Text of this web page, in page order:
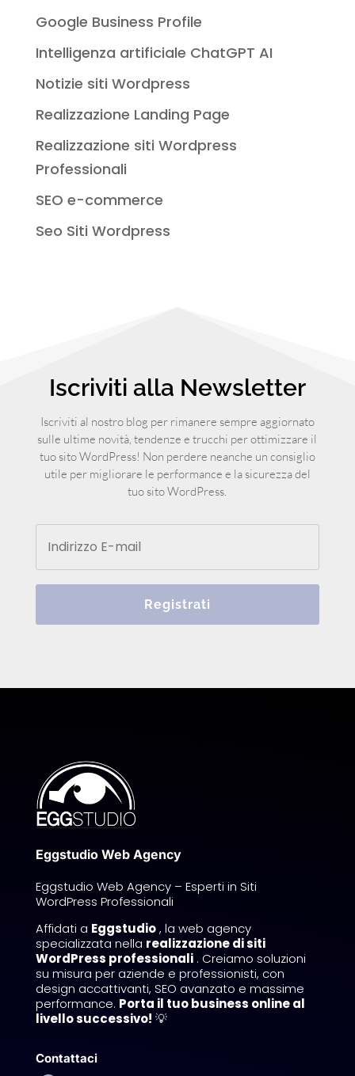
Google Business Profile
Intelligenza artificiale ChatGPT AI
Notizie siti Wordpress
Realizzazione Landing Page
Realizzazione siti Wordpress
Professionali
SEO e-commerce
Seo Siti Wordpress
Iscriviti alla Newsletter
Iscriviti al nostro blog per rimanere sempre aggiornato
sulle ultime novità, tendenze e trucchi per ottimizzare il
tuo sito WordPress! Non perdere neanche un consiglio
utile per migliorare le performance e la sicurezza del
tuo sito WordPress.
Registrati
Eggstudio Web Agency
Eggstudio Web Agency – Esperti in Siti
WordPress Professionali
Affidati a Eggstudio, la web agency
specializzata nella realizzazione di siti
WordPress professionali. Creiamo soluzioni
su misura per aziende e professionisti, con
design accattivanti, SEO avanzato e massime
performance. Porta il tuo business online al
livello successivo! 💡
Contattaci